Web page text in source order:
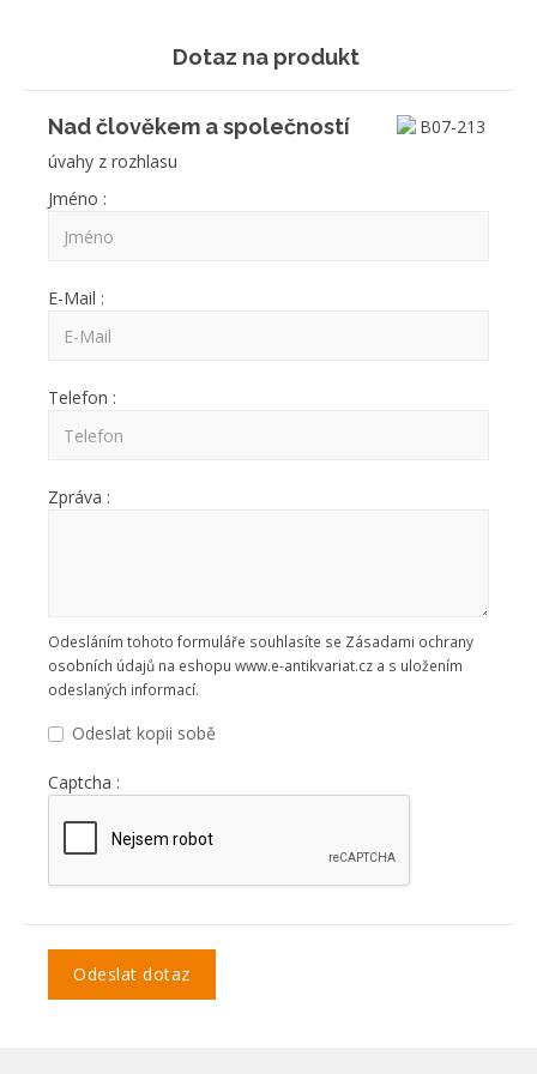
Dotaz na produkt
Nad člověkem a společností
úvahy z rozhlasu
Jméno :
E-Mail :
Telefon :
Zpráva :
Odesláním tohoto formuláře souhlasíte se Zásadami ochrany
osobních údajů na eshopu www.e-antikvariat.cz a s uložením
odeslaných informací.
Odeslat kopii sobě
Captcha :
Odeslat dotaz